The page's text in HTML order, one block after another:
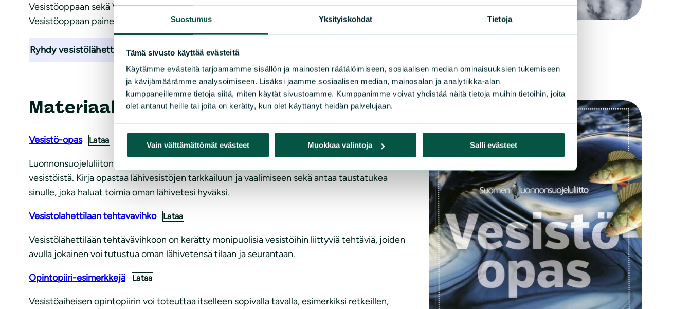
Suostumus Yksityiskohdat Tietoja
Tämä sivusto käyttää evästeitä
Käytämme evästeitä tarjoamamme sisällön ja mainosten räätälöimiseen, sosiaalisen median ominaisuuksien tukemiseen
ja kävijämäärämme analysoimiseen. Lisäksi jaamme sosiaalisen median, mainosalan ja analytiikka-alan
kumppaneillemme tietoja siitä, miten käytät sivustoamme. Kumppanimme voivat yhdistää näitä tietoja muihin tietoihin, joita
olet antanut heille tai joita on kerätty, kun olet käyttänyt heidän palvelujaan.
Vain välttämättömät evästeet Muokkaa valintoja Salli evästeet
Vesistöoppaan sekä Vesistölähettilään tehtävävihkon. Halutessasi postitamme sinulle
Vesistöoppaan painettuna kirjana.
Ryhdy vesistölähettilääksi
Kuva: Outi Paasi / Vastavalo
Materiaaleja
Vesistö-opas Lataa
Luonnonsuojeluliiton julkaisema Vesistöopas on yleistajuinen käsikirja suomalaisista
vesistöistä. Kirja opastaa lähivesistöjen tarkkailuun ja vaalimiseen sekä antaa taustatukea
sinulle, joka haluat toimia oman lähivetesi hyväksi.
Vesistolahettilaan tehtavavihko Lataa
Vesistölähettilään tehtävävihkoon on kerätty monipuolisia vesistöihin liittyviä tehtäviä, joiden
avulla jokainen voi tutustua oman lähivetensä tilaan ja seurantaan.
Opintopiiri-esimerkkejä Lataa
Vesistöaiheisen opintopiirin voi toteuttaa itselleen sopivalla tavalla, esimerkiksi retkeillen,